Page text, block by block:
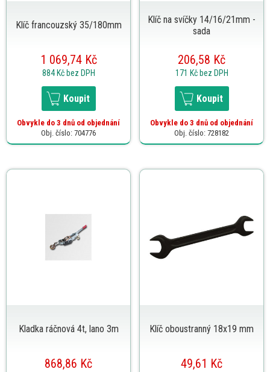
Klíč francouzský 35/180mm
1 069,74 Kč
884 Kč bez DPH
Koupit
Obvykle do 3 dnů od objednání
Obj. číslo: 704776
Klíč na svíčky 14/16/21mm -
sada
206,58 Kč
171 Kč bez DPH
Koupit
Obvykle do 3 dnů od objednání
Obj. číslo: 728182
Kladka ráčnová 4t, lano 3m
868,86 Kč
Klíč oboustranný 18x19 mm
49,61 Kč